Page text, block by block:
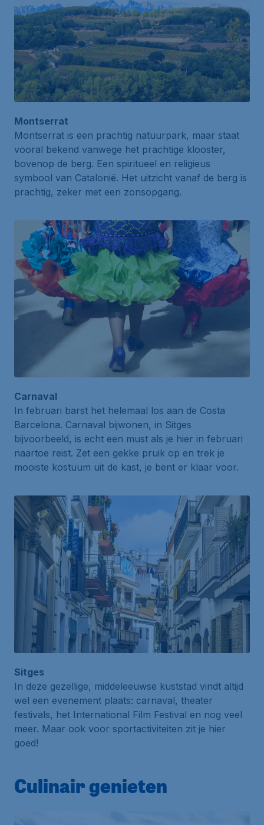
Montserrat
Montserrat is een prachtig natuurpark, maar staat
vooral bekend vanwege het prachtige klooster,
bovenop de berg. Een spiritueel en religieus
symbool van Catalonië. Het uitzicht vanaf de berg is
prachtig, zeker met een zonsopgang.
Carnaval
In februari barst het helemaal los aan de Costa
Barcelona. Carnaval bijwonen, in Sitges
bijvoorbeeld, is echt een must als je hier in februari
naartoe reist. Zet een gekke pruik op en trek je
mooiste kostuum uit de kast, je bent er klaar voor.
Sitges
In deze gezellige, middeleeuwse kuststad vindt altijd
wel een evenement plaats: carnaval, theater
festivals, het International Film Festival en nog veel
meer. Maar ook voor sportactiviteiten zit je hier
goed!
Culinair genieten